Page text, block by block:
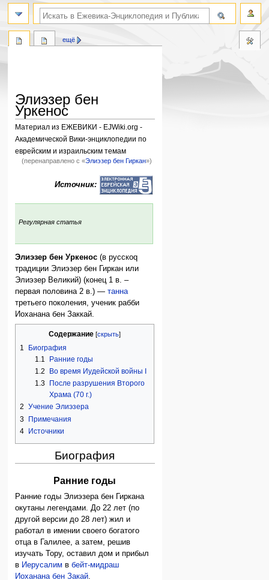
Элиэзер бен
Уркенос
Материал из ЕЖЕВИКИ - EJWiki.org -
Академической Вики-энциклопедии по
еврейским и израильским темам
(перенаправлено с «Элиэзер бен Гиркан»)
Источник:
Регулярная статья
Элиэзер бен Уркенос (в русскоq
традиции Элиэзер бен Гиркан или
Элиэзер Великий) (конец 1 в. –
первая половина 2 в.) —танна
третьего поколения, ученик рабби
Иоханана бен Заккай.
Содержание
1
Биография
1.1
Ранние годы
1.2
Во время Иудейской войны I
1.3
После разрушения Второго
Храма (70 г.)
2 Учение Элиэзера
3 Примечания
4 Источники
Биография
Ранние годы
Ранние годы Элиэзера бен Гиркана
окутаны легендами. До 22 лет (по
другой версии до 28 лет) жил и
работал в имении своего богатого
отца в Галилее, а затем, решив
изучать Тору, оставил дом и прибыл
в Иерусалим вбейт-мидраш
Иоханана бен Закай.
ещё
поиск по словам